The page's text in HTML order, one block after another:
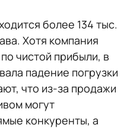
более 134 тыс.
Хотя компания
чистой прибыли, в
падение погрузки
что из-за продажи
могут
конкуренты, а